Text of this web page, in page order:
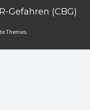
Gefahren (CBG)
Themes.